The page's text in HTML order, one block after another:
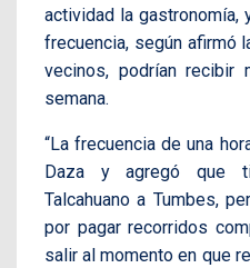
actividad la
frecuencia, según afirmó
vecinos, podrían recibir
semana.
“La frecuencia de una
Daza y agregó que
Talcahuano a Tumbes,
por pagar recorridos
salir al momento en que